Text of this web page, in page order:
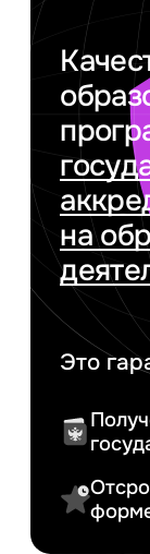
на
Это